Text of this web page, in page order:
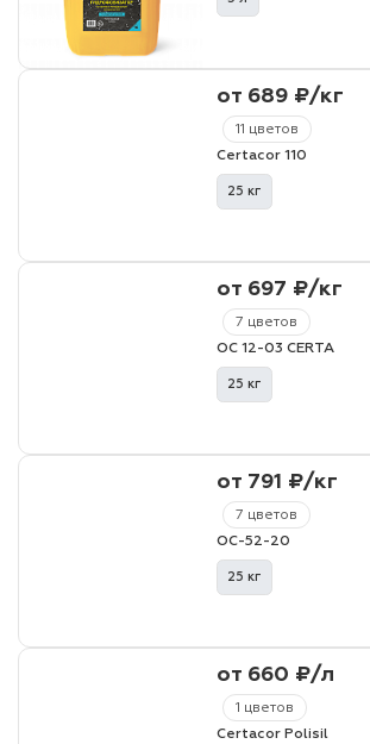
11 цветов
от 689 ₽/кг
Certacor 110
25 кг
7 цветов
от 697 ₽/кг
ОС 12-03 CERTA
25 кг
7 цветов
от 791 ₽/кг
ОС-52-20
25 кг
1 цветов
от 660 ₽/л
Certacor Polisil